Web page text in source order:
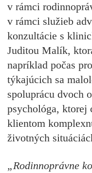
v rámci
v rámci služieb
konzultácie s
Juditou Malík,
napríklad počas
týkajúcich sa
spoluprácu dvoch
psychológa,
klientom
životných
„Rodinnoprávne